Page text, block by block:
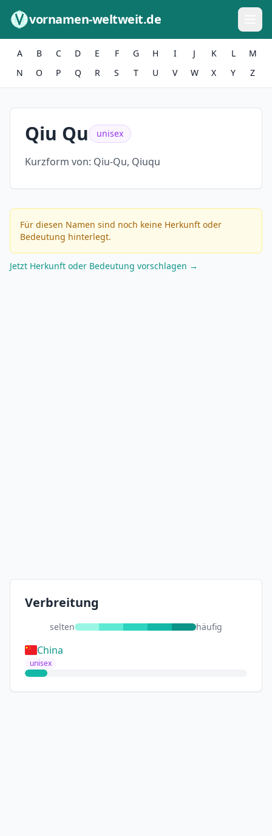
vornamen-weltweit.de
A B C D E F G H I J K L
M
N
O P Q R S T U V W X Y Z
Qiu Qu unisex
Kurzform von: Qiu-Qu, Qiuqu
Für diesen Namen sind noch keine Herkunft oder
Bedeutung hinterlegt.
Jetzt Herkunft oder Bedeutung vorschlagen →
Verbreitung
selten häufig
China
unisex